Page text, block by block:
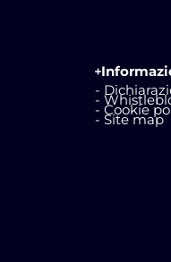
-
-
- Cookie
- Site map